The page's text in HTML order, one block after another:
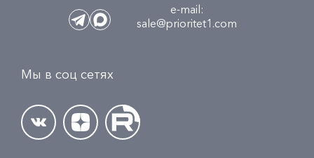
e-mail:
sale@prioritet1.com
Мы в соц сетях